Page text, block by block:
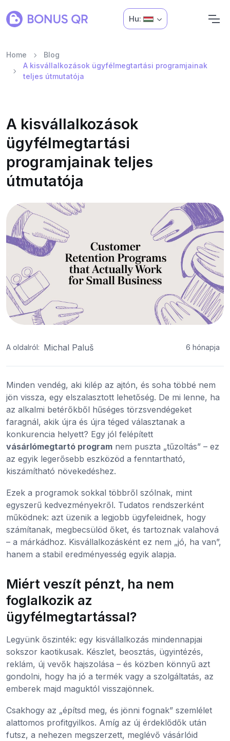
Hu:
Home
Blog
A kisvállalkozások ügyfélmegtartási programjainak
teljes útmutatója
A kisvállalkozások
ügyfélmegtartási
programjainak teljes
útmutatója
A oldalról: Michal Paluš 6 hónapja
Minden vendég, aki kilép az ajtón, és soha többé nem
jön vissza, egy elszalasztott lehetőség. De mi lenne, ha
az alkalmi betérőkből hűséges törzsvendégeket
faragnál, akik újra és újra téged választanak a
konkurencia helyett? Egy jól felépített
vásárlómegtartó program nem puszta „tűzoltás” – ez
az egyik legerősebb eszközöd a fenntartható,
kiszámítható növekedéshez.
Ezek a programok sokkal többről szólnak, mint
egyszerű kedvezményekről. Tudatos rendszerként
működnek: azt üzenik a legjobb ügyfeleidnek, hogy
számítanak, megbecsülöd őket, és tartoznak valahová
– a márkádhoz. Kisvállalkozásként ez nem „jó, ha van”,
hanem a stabil eredményesség egyik alapja.
Miért veszít pénzt, ha nem
foglalkozik az
ügyfélmegtartással?
Legyünk őszinték: egy kisvállalkozás mindennapjai
sokszor kaotikusak. Készlet, beosztás, ügyintézés,
reklám, új vevők hajszolása – és közben könnyű azt
gondolni, hogy ha jó a termék vagy a szolgáltatás, az
emberek majd maguktól visszajönnek.
Csakhogy az „építsd meg, és jönni fognak” szemlélet
alattomos profitgyilkos. Amíg az új érdeklődők után
futsz, a nehezen megszerzett, meglévő vásárlóid